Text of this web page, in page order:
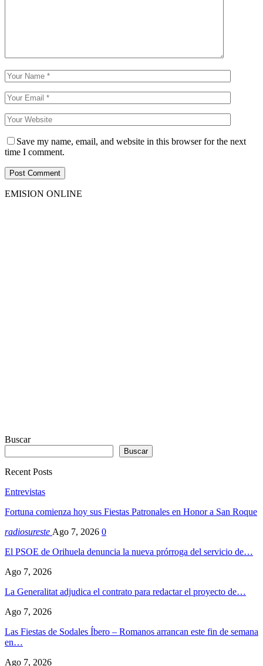
Save my name, email, and website in this browser for the next
time I comment.
EMISION ONLINE
Buscar
Buscar
Recent Posts
Entrevistas
Fortuna comienza hoy sus Fiestas Patronales en Honor a San Roque
radiosureste Ago 7, 2026 0
El PSOE de Orihuela denuncia la nueva prórroga del servicio de…
Ago 7, 2026
La Generalitat adjudica el contrato para redactar el proyecto de…
Ago 7, 2026
Las Fiestas de Sodales Íbero – Romanos arrancan este fin de semana
en…
Ago 7, 2026